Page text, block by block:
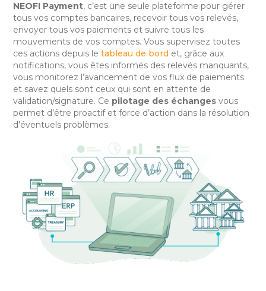
NEOFI Payment, c’est une seule plateforme pour gérer
tous vos comptes bancaires, recevoir tous vos relevés,
envoyer tous vos paiements et suivre tous les
mouvements de vos comptes. Vous supervisez toutes
ces actions depuis letableau de bord et, grâce aux
notifications, vous êtes informés des relevés manquants,
vous monitorez l’avancement de vos flux de paiements
et savez quels sont ceux qui sont en attente de
validation/signature. Ce pilotage des échanges vous
permet d’être proactif et force d’action dans la résolution
d’éventuels problèmes.